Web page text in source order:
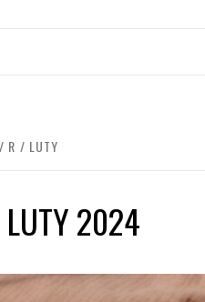
R LUTY
LUTY 2024